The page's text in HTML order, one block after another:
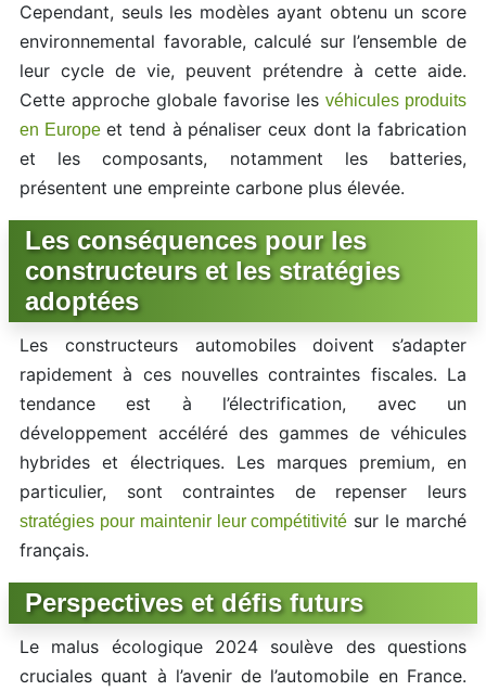
Cependant, seuls les modèles ayant obtenu un score
environnemental favorable, calculé sur l’ensemble de
leur cycle de vie, peuvent prétendre à cette aide.
Cette approche globale favorise les véhicules produits
en Europeet tend à pénaliser ceux dont la fabrication
et les composants, notamment les batteries,
présentent une empreinte carbone plus élevée.
Les conséquences pour les
constructeurs et les stratégies
adoptées
Les constructeurs automobiles doivent s’adapter
rapidement à ces nouvelles contraintes fiscales. La
tendance est à l’électrification, avec un
développement accéléré des gammes de véhicules
hybrides et électriques. Les marques premium, en
particulier, sont contraintes de repenser leurs
stratégies pour maintenir leur compétitivité sur le marché
français.
Perspectives et défis futurs
Le malus écologique 2024 soulève des questions
cruciales quant à l’avenir de l’automobile en France.